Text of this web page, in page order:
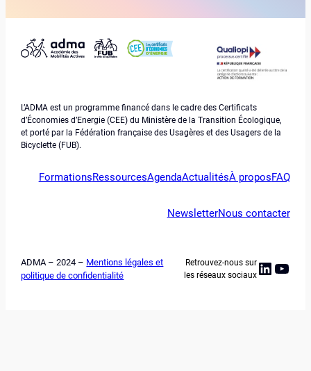
L’ADMA est un programme financé dans le cadre des Certificats
d’Économies d’Energie (CEE) du Ministère de la Transition Écologique,
et porté par la Fédération française des Usagères et des Usagers de la
Bicyclette (FUB).
FormationsRessourcesAgendaActualitésÀ proposFAQ
NewsletterNous contacter
ADMA – 2024 – Mentions légales et
politique de confidentialité
Retrouvez-nous sur
les réseaux sociaux